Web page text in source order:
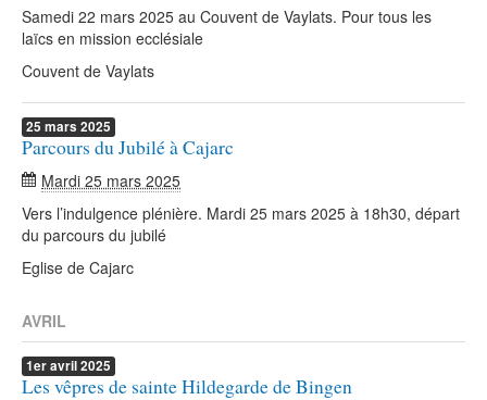
Samedi 22 mars 2025 au Couvent de Vaylats. Pour tous les
laïcs en mission ecclésiale
Couvent de Vaylats
25 mars 2025
Parcours du Jubilé à Cajarc
Mardi 25 mars 2025
Vers l’indulgence plénière. Mardi 25 mars 2025 à 18h30, départ
du parcours du jubilé
Eglise de Cajarc
AVRIL
1eravril2025
Les vêpres de sainte Hildegarde de Bingen